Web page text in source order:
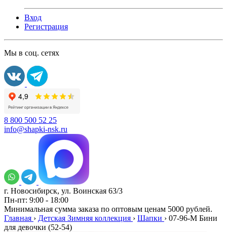
Вход
Регистрация
Мы в соц. сетях
8 800 500 52 25
info@shapki-nsk.ru
г. Новосибирск, ул. Воинская 63/3
Пн-пт: 9:00 - 18:00
Минимальная сумма заказа по оптовым ценам 5000 рублей.
Главная › Детская Зимняя коллекция › Шапки › 07-96-M Бини
для девочки (52-54)